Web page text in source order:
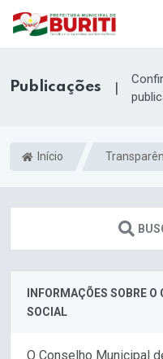
Publicações |
Início
INFORMAÇÕES SOBRE
SOCIAL
O Conselho Municipal